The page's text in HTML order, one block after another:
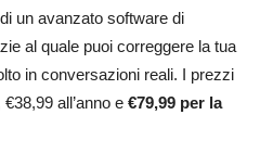
un avanzato software di
al quale puoi correggere la tua
in conversazioni reali. I prezzi
all’anno e €79,99 per la